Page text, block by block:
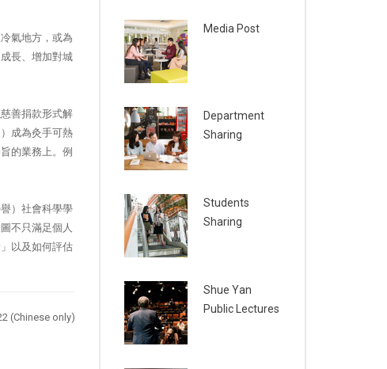
氣地方，或為
長、增加對城
善捐款形式解
成為灸手可熱
的業務上。例
）社會科學學
不只滿足個人
以及如何評估
(Chinese only)
Media Post
Department
Sharing
Students
Sharing
Shue Yan
Public Lectures